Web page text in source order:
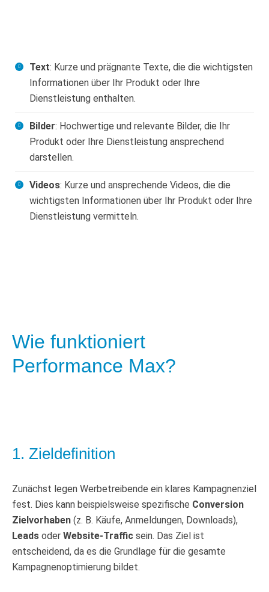
Text: Kurze und prägnante Texte, die die wichtigsten
Informationen über Ihr Produkt oder Ihre
Dienstleistung enthalten.
Bilder: Hochwertige und relevante Bilder, die Ihr
Produkt oder Ihre Dienstleistung ansprechend
darstellen.
Videos: Kurze und ansprechende Videos, die die
wichtigsten Informationen über Ihr Produkt oder Ihre
Dienstleistung vermitteln.
Wie funktioniert
Performance Max?
1. Zieldefinition
Zunächst legen Werbetreibende ein klares Kampagnenziel
fest. Dies kann beispielsweise spezifische Conversion
Zielvorhaben (z. B. Käufe, Anmeldungen, Downloads),
Leads oder Website-Traffic sein. Das Ziel ist
entscheidend, da es die Grundlage für die gesamte
Kampagnenoptimierung bildet.